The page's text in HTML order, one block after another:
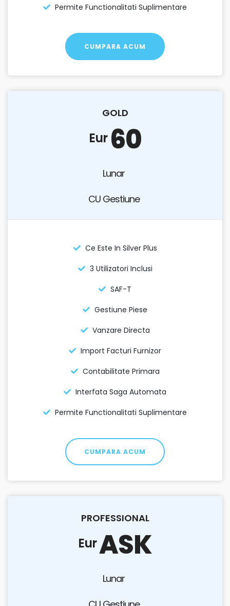
Permite Functionalitati Suplimentare
CUMPARA ACUM
GOLD
Eur 60
Lunar
CU Gestiune
Ce Este In Silver Plus
3 Utilizatori Inclusi
SAF-T
Gestiune Piese
Vanzare Directa
Import Facturi Furnizor
Contabilitate Primara
Interfata Saga Automata
Permite Functionalitati Suplimentare
CUMPARA ACUM
PROFESSIONAL
EurASK
Lunar